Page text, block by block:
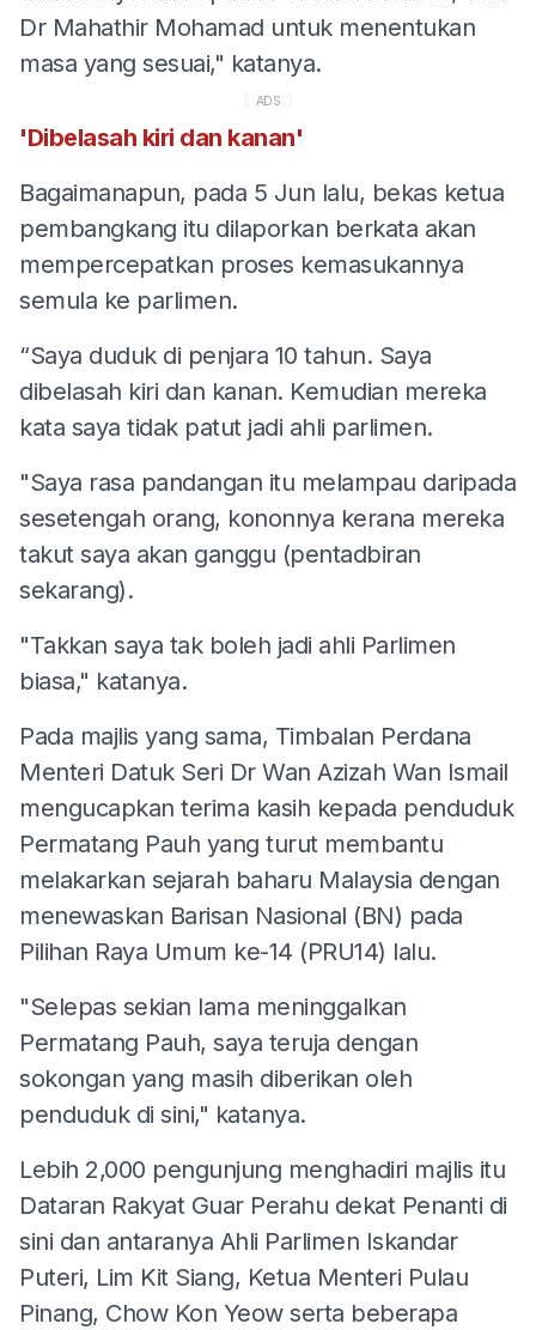
Dr Mahathir Mohamad untuk menentukan
masa yang sesuai," katanya.
ADS
'Dibelasah kiri dan kanan'
Bagaimanapun, pada 5 Jun lalu, bekas ketua
pembangkang itu dilaporkan berkata akan
mempercepatkan proses kemasukannya
semula ke parlimen.
“Saya duduk di penjara 10 tahun. Saya
dibelasah kiri dan kanan. Kemudian mereka
kata saya tidak patut jadi ahli parlimen.
"Saya rasa pandangan itu melampau daripada
sesetengah orang, kononnya kerana mereka
takut saya akan ganggu (pentadbiran
sekarang).
"Takkan saya tak boleh jadi ahli Parlimen
biasa," katanya.
Pada majlis yang sama, Timbalan Perdana
Menteri Datuk Seri Dr Wan Azizah Wan Ismail
mengucapkan terima kasih kepada penduduk
Permatang Pauh yang turut membantu
melakarkan sejarah baharu Malaysia dengan
menewaskan Barisan Nasional (BN) pada
Pilihan Raya Umum ke-14 (PRU14) lalu.
"Selepas sekian lama meninggalkan
Permatang Pauh, saya teruja dengan
sokongan yang masih diberikan oleh
penduduk di sini," katanya.
Lebih 2,000 pengunjung menghadiri majlis itu
Dataran Rakyat Guar Perahu dekat Penanti di
sini dan antaranya Ahli Parlimen Iskandar
Puteri, Lim Kit Siang, Ketua Menteri Pulau
Pinang, Chow Kon Yeow serta beberapa